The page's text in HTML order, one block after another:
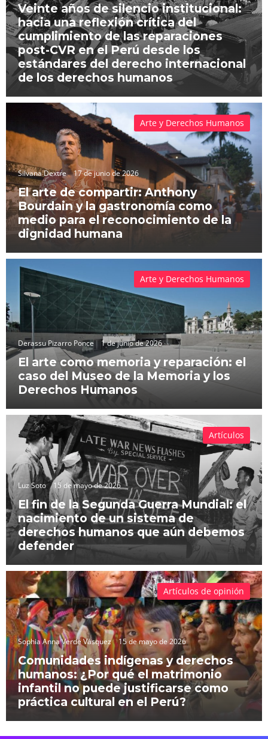
Veinte años de silencio institucional:
hacia una reflexión crítica del
cumplimiento de las reparaciones
post-CVR en el Perú desde los
estándares del derecho internacional
de los derechos humanos
Silvana Dextre 17 de junio de 2026
El arte de compartir: Anthony
Bourdain y la gastronomía como
medio para el reconocimiento de la
dignidad humana
Arte y Derechos Humanos
Derassu Pizarro Ponce 1 de junio de 2026
El arte como memoria y reparación: el
caso del Museo de la Memoria y los
Derechos Humanos
Arte y Derechos Humanos
Luz Soto 15 de mayo de 2026
El fin de la Segunda Guerra Mundial: el
nacimiento de un sistema de
derechos humanos que aún debemos
defender
Artículos
Sophia Anna Verde Vásquez 15 de mayo de 2026
Comunidades indígenas y derechos
humanos: ¿Por qué el matrimonio
infantil no puede justificarse como
práctica cultural en el Perú?
Artículos de opinión